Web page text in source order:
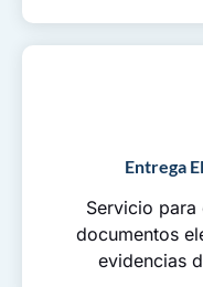
Entrega
Servicio
documentos
evidencias